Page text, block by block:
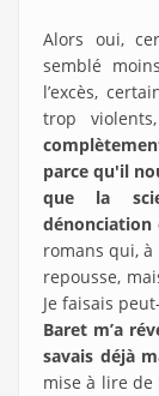
Alors oui,
semblé
l’excès,
trop
parce qu'il
que la
dénonciation
romans qui,
repousse,
Je faisais
Baret m’a
savais déjà
mise à lire